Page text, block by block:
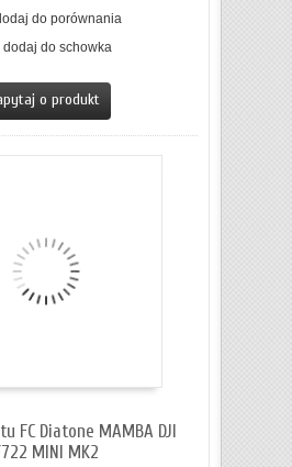
do porównania
dodaj do schowka
o produkt
FC Diatone MAMBA DJI
MINI MK2